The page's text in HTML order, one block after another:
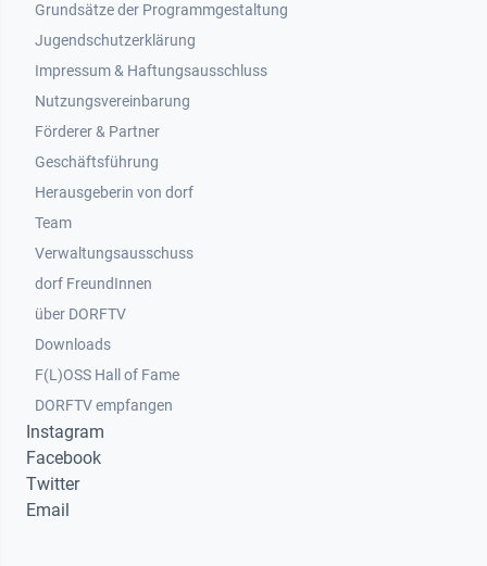
Grundsätze der Programmgestaltung
Jugendschutzerklärung
Impressum & Haftungsausschluss
Nutzungsvereinbarung
Footer 2
Förderer & Partner
Geschäftsführung
Herausgeberin von dorf
Team
Verwaltungsausschuss
dorf FreundInnen
Footer 3
über DORFTV
Downloads
F(L)OSS Hall of Fame
Footer 4
DORFTV empfangen
Instagram
Facebook
Twitter
Email